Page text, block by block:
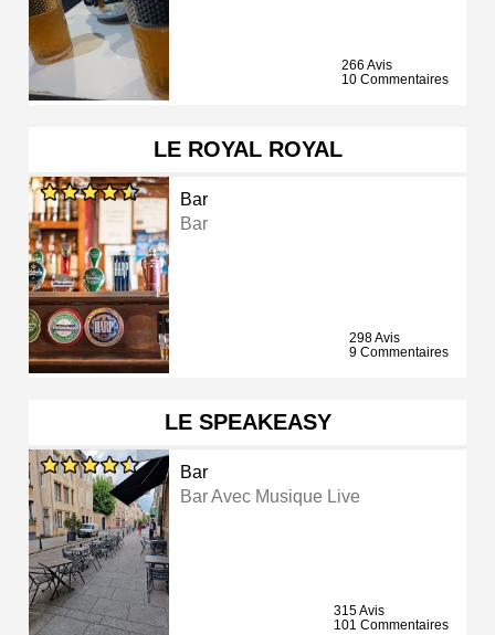
266 Avis
10 Commentaires
LE ROYAL ROYAL
Bar
Bar
298 Avis
9 Commentaires
LE SPEAKEASY
Bar
Bar Avec Musique Live
315 Avis
101 Commentaires